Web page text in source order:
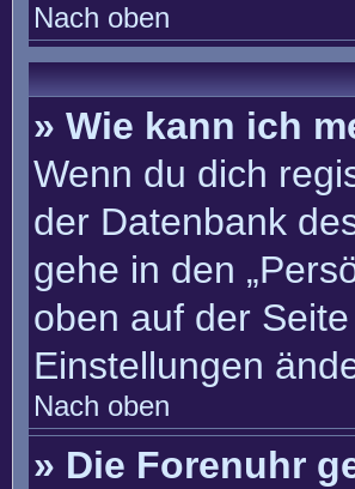
Nach oben
» Wie kann ich
Wenn du dich
der Datenbank
gehe in den
oben auf der
Einstellungen
Nach oben
» Die Forenuhr